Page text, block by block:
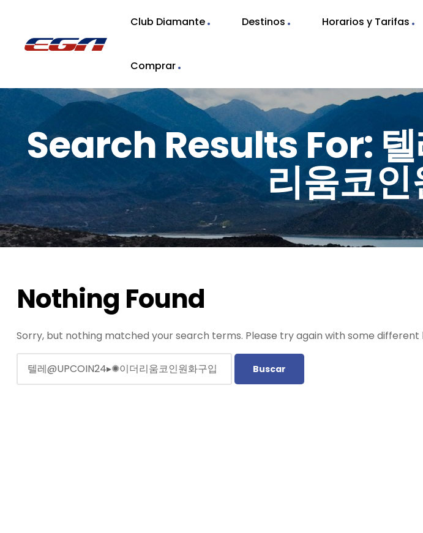
Club Diamante Destinos Horarios y Tarifas
Comprar
Search Results For:
리움코
Nothing Found
Sorry, but nothing matched your search terms. Please try again with some different